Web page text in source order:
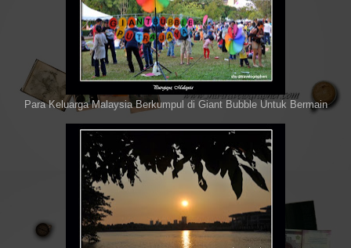
Para Keluarga Malaysia Berkumpul di Giant Bubble Untuk Bermain